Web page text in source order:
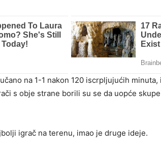
na 1-1 nakon 120 iscrpljujućih minuta,
s obje strane borili su se da uopće
igrač na terenu, imao je druge ideje.